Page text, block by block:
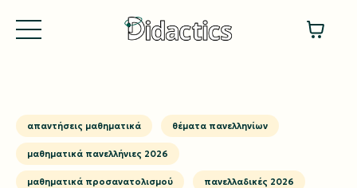
απαντήσεις μαθηματικά θέματα πανελληνίων
μαθηματικά πανελλήνιες 2026
μαθηματικά προσανατολισμού πανελλαδικές 2026